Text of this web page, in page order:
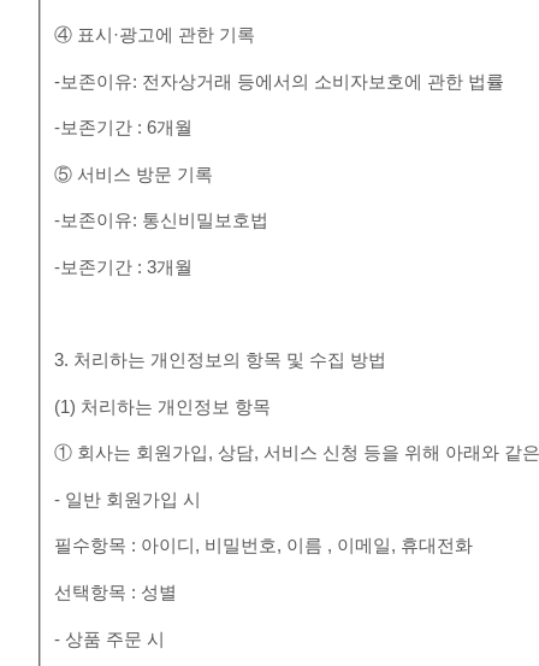
④ 표시·광고에 관한 기록
-보존이유: 전자상거래 등에서의 소비자보호에 관한 법률
-보존기간 : 6개월
⑤ 서비스 방문 기록
-보존이유: 통신비밀보호법
-보존기간 : 3개월
3. 처리하는 개인정보의 항목 및 수집 방법
(1) 처리하는 개인정보 항목
① 회사는 회원가입, 상담, 서비스 신청 등을 위해 아래와 같
- 일반 회원가입 시
필수항목 : 아이디, 비밀번호, 이름 , 이메일, 휴대전화
선택항목 : 성별
- 상품 주문 시